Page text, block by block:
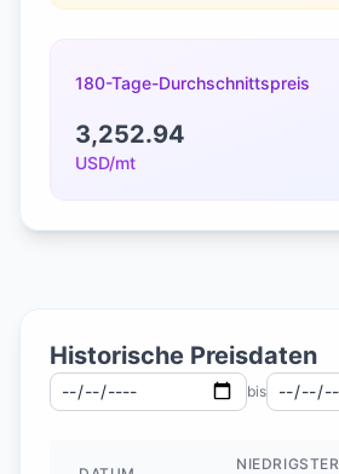
180-Tage-Durchschnittspreis
3,252.94
USD/mt
Historische Preisdaten
bis
NIEDRIGSTER